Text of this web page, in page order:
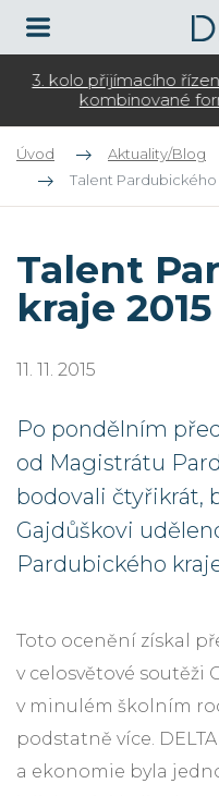
Otevíráme zápis
Úvod
Aktuality/Blog
Talent Pardubického
Talent
kraje 2015
11. 11. 2015
Po pondělním
od Magistrátu
bodovali čtyřikrát,
Gajdůškovi
Pardubického
Toto ocenění získal
v celosvětové soutěži
v minulém školním
podstatně více.
a ekonomie byla